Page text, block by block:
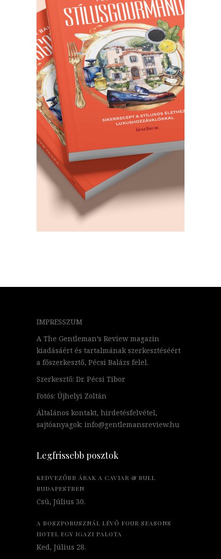
IMPRESSZUM
A The Gentleman’s Review magazin
kiadásáért és tartalmának szerkesztéséért
a főszerkesztő, Pécsi Balázs felel.
Szerkesztő: Dr. Pécsi Tibor
Fotós: Újhelyi Zoltán
Általános kontakt, hirdetésfelvétel,
sajtóanyagok: info@gentlemansreview.hu
Legfrissebb posztok
KEDVEZŐBB ÁRAK A CAVIAR & BULL
BUDAPESTBEN
Csü, Július 30.
A BOSZPORUSZNÁL LÉVŐ FOUR SEASONS
HOTEL EGY IGAZI PALOTA
Ked, Július 28.